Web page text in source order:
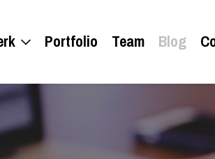
Portfolio Team Blog